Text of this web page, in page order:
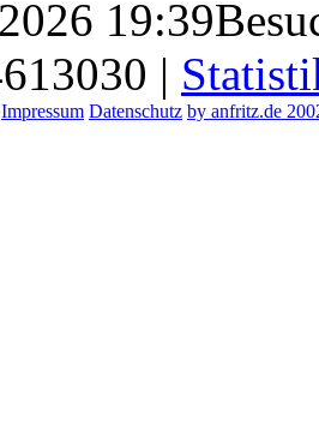
19:39
|
Impressum Datenschutz by anfritz.de